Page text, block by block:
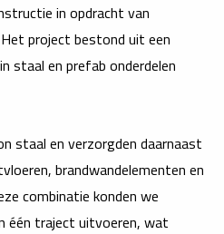
in opdracht van
project bestond uit een
staal en prefab onderdelen
staal en verzorgden daarnaast
brandwandelementen en
combinatie konden we
één traject uitvoeren, wat